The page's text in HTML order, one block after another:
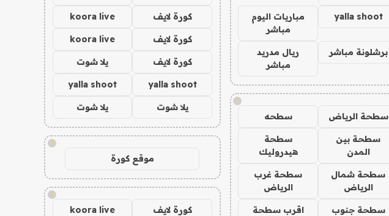
yalla shoot
مباريات اليوم
مباشر
برشلونة مباشر
ريال مدريد
مباشر
!
سطحة الرياض سطحه
سطحة بين
المدن
سطحة
هيدروليك
سطحة شمال
الرياض
سطحة غرب
الرياض
سطحة جنوب
اقرب سطحة
كورة لايف koora live
كورة لايف koora live
كورة لايف يلا شوت
yalla shoot
yalla shoot
يلا شوت يلا شوت
!
موقع كورة
!
كورة لايف koora live